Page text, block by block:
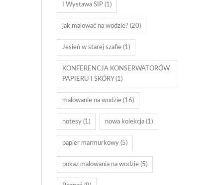
I Wystawa SIP(1)
jak malować na wodzie?(20)
Jesień w starej szafie(1)
KONFERENCJA KONSERWATORÓW
PAPIERU I SKÓRY(1)
malowanie na wodzie(16)
notesy(1) nowa kolekcja(1)
papier marmurkowy(5)
pokaz malowania na wodzie(5)